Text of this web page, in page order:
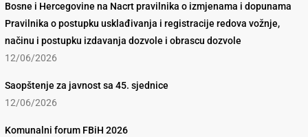
Bosne i Hercegovine na Nacrt pravilnika o izmjenama i dopunama
Pravilnika o postupku usklađivanja i registracije redova vožnje,
načinu i postupku izdavanja dozvole i obrascu dozvole
12/06/2026
Saopštenje za javnost sa 45. sjednice
12/06/2026
Komunalni forum FBiH 2026